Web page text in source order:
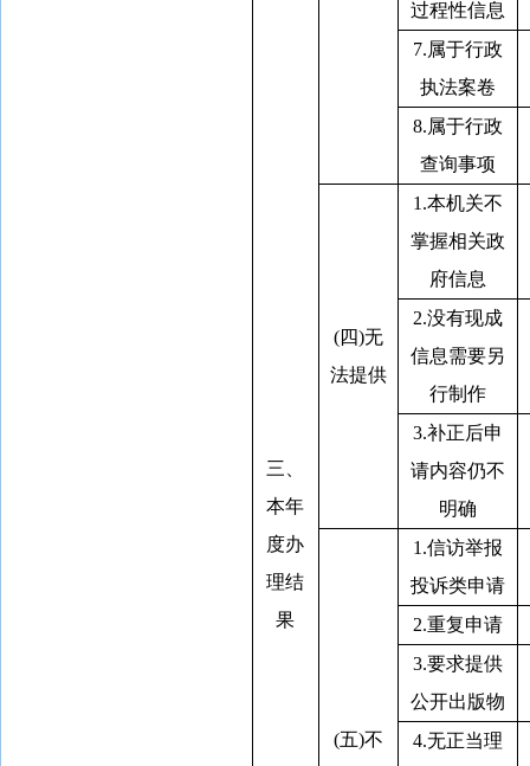
三、
本年
度办
理结
果
过程性信息
7.属于行政
执法案卷
8.属于行政
查询事项
(四)无
法提供
1.本机关不
掌握相关政
府信息
2.没有现成
信息需要另
行制作
3.补正后申
请内容仍不
明确
(五)不
1.信访举报
投诉类申请
2.重复申请
3.要求提供
公开出版物
4.无正当理